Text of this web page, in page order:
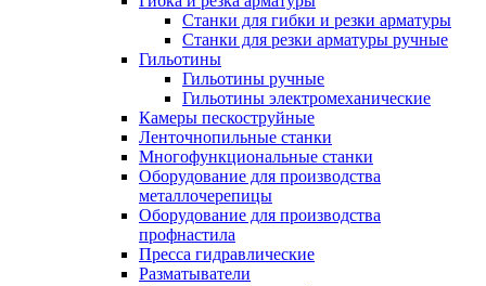
Станки для гибки и резки арматуры
Станки для резки арматуры ручные
Гильотины
Гильотины ручные
Гильотины электромеханические
Камеры пескоструйные
Ленточнопильные станки
Многофункциональные станки
Оборудование для производства
металлочерепицы
Оборудование для производства
профнастила
Пресса гидравлические
Разматыватели